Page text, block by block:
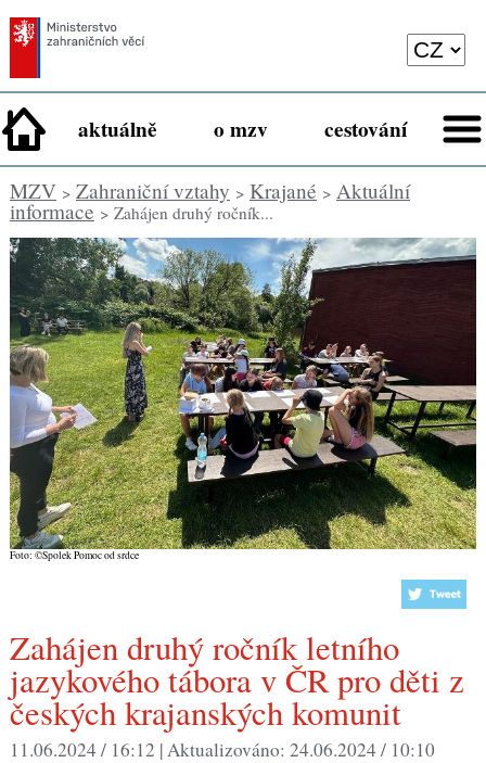
aktuálně o mzv cestování
MZV> Zahraniční vztahy > Krajané > Aktuální
informace > Zahájen druhý ročník...
Foto: ©Spolek Pomoc od srdce
Zahájen druhý ročník letního
jazykového tábora v ČR pro děti z
českých krajanských komunit
11.06.2024 / 16:12 |Aktualizováno: 24.06.2024 / 10:10